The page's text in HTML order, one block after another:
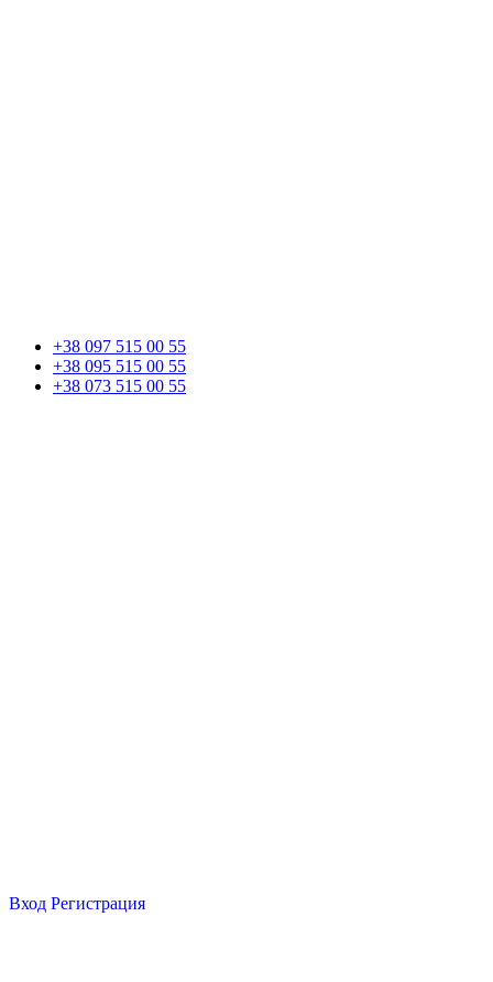
+38 097 515 00 55
+38 095 515 00 55
+38 073 515 00 55
Вход Регистрация